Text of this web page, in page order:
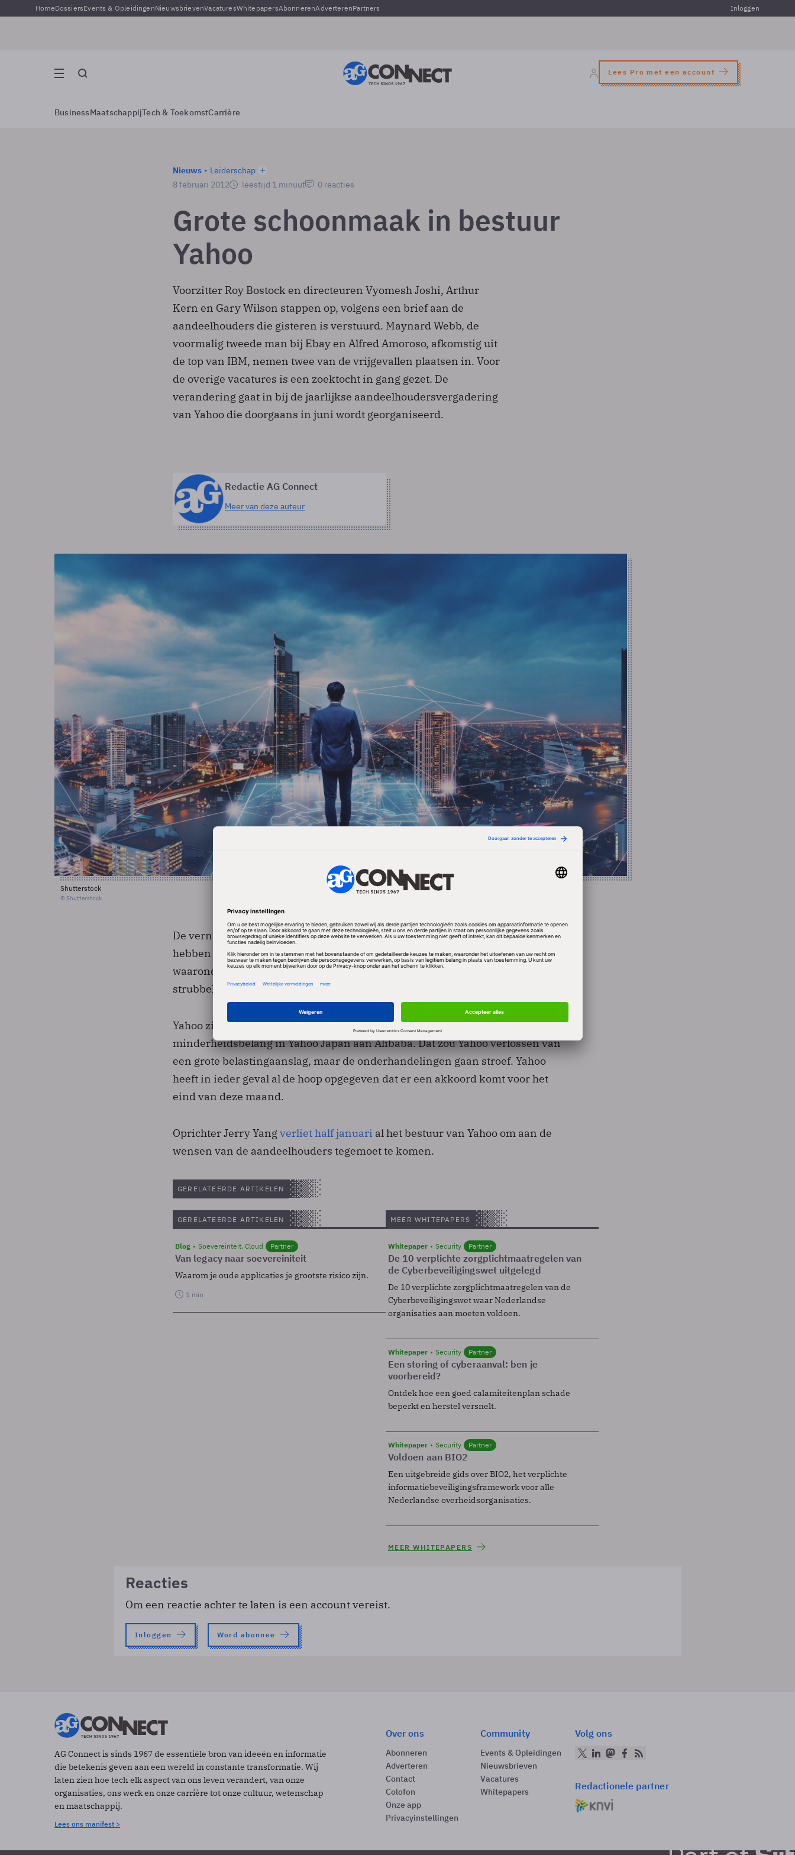
HomeDossiersEvents & OpleidingenNieuwsbrievenVacaturesWhitepapersAbonnerenAdverterenPartners Inloggen
Lees Pro met een account
BusinessMaatschappijTech & ToekomstCarrière
Nieuws
Leiderschap
8 februari 2012
leestijd 1 minuut 0 reacties
Grote schoonmaak in bestuur
Yahoo
Voorzitter Roy Bostock en directeuren Vyomesh Joshi, Arthur
Kern en Gary Wilson stappen op, volgens een brief aan de
aandeelhouders die gisteren is verstuurd. Maynard Webb, de
voormalig tweede man bij Ebay en Alfred Amoroso, afkomstig uit
de top van IBM, nemen twee van de vrijgevallen plaatsen in. Voor
de overige vacatures is een zoektocht in gang gezet. De
verandering gaat in bij de jaarlijkse aandeelhoudersvergadering
van Yahoo die doorgaans in juni wordt georganiseerd.
Redactie AG Connect
Meer van deze auteur
Shutterstock
© Shutterstock
De vernieuwing aan de top is het gevolg van de druk die aandeelhouders
hebben uitgeoefend na de een reeks missers van het huidige bestuur,
waaronder het afketsen van de overname door Microsoft in 2008 en de
strubbelingen rond de benoeming van
Yahoo zit bovendien verwikkeld inde verkoopvan een groot
minderheidsbelang in Yahoo Japan aan Alibaba. Dat zou Yahoo verlossen van
een grote belastingaanslag, maar de onderhandelingen gaan stroef. Yahoo
heeft in ieder geval al de hoop opgegeven dat er een akkoord komt voor het
eind van deze maand.
Oprichter Jerry Yangverliet half januari al het bestuur van Yahoo om aan de
wensen van de aandeelhouders tegemoet te komen.
GERELATEERDE ARTIKELEN
GERELATEERDE ARTIKELEN
Blog Soevereinteit, Cloud Partner
Van legacy naar soevereiniteit
Waarom je oude applicaties je grootste risico zijn.
1 min
MEER WHITEPAPERS
Whitepaper Security Partner
De 10 verplichte zorgplichtmaatregelen van
de Cyberbeveiligingswet uitgelegd
De 10 verplichte zorgplichtmaatregelen van de
Cyberbeveiligingswet waar Nederlandse
organisaties aan moeten voldoen.
Whitepaper Security Partner
Een storing of cyberaanval: ben je
voorbereid?
Ontdek hoe een goed calamiteitenplan schade
beperkt en herstel versnelt.
Whitepaper Security Partner
Voldoen aan BIO2
Een uitgebreide gids over BIO2, het verplichte
informatiebeveiligingsframework voor alle
Nederlandse overheidsorganisaties.
MEER WHITEPAPERS
Reacties
Om een reactie achter te laten is een account vereist.
Inloggen Word abonnee
AG Connect is sinds 1967 de essentiële bron van ideeën en informatie
die betekenis geven aan een wereld in constante transformatie. Wij
laten zien hoe tech elk aspect van ons leven verandert, van onze
organisaties, ons werk en onze carrière tot onze cultuur, wetenschap
en maatschappij.
Lees ons manifest >
Over ons
Abonneren
Adverteren
Contact
Colofon
Onze app
Privacyinstellingen
Community
Events & Opleidingen
Nieuwsbrieven
Vacatures
Whitepapers
Volg ons
Redactionele partner